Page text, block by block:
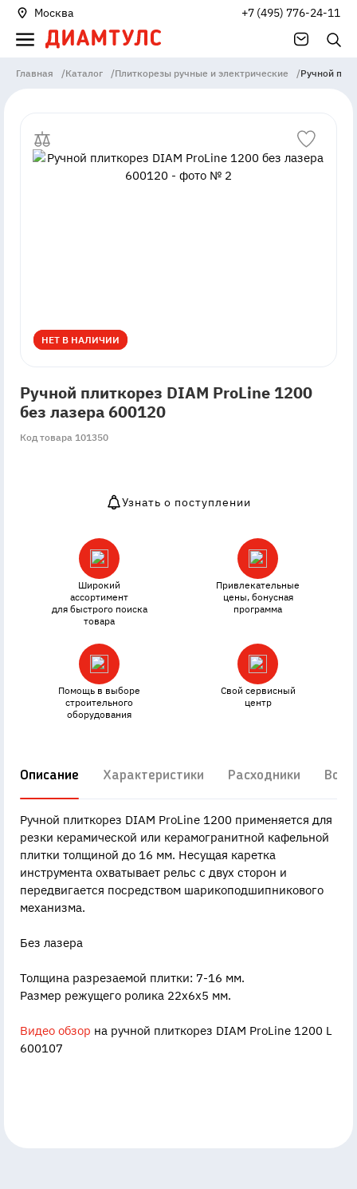
Москва +7 (495) 776-24-11
Главная /Каталог /Плиткорезы ручные и электрические /Ручной
НЕТ В НАЛИЧИИ
НЕТ В НАЛИЧИИ
Ручной плиткорез DIAM ProLine 1200
без лазера 600120
Код товара 101350
Узнать о поступлении
Широкий
ассортимент
для быстрого поиска
товара
Привлекательные
цены, бонусная
программа
Помощь в выборе
строительного
оборудования
Свой сервисный
центр
Описание Характеристики Расходники
Ручной плиткорез DIAM ProLine 1200 применяется для
резки керамической или керамогранитной кафельной
плитки толщиной до 16 мм. Несущая каретка
инструмента охватывает рельс с двух сторон и
передвигается посредством шарикоподшипникового
механизма.
Без лазера
Толщина разрезаемой плитки: 7-16 мм.
Размер режущего ролика 22x6x5 мм.
Видео обзор на ручной плиткорез DIAM ProLine 1200 L
600107